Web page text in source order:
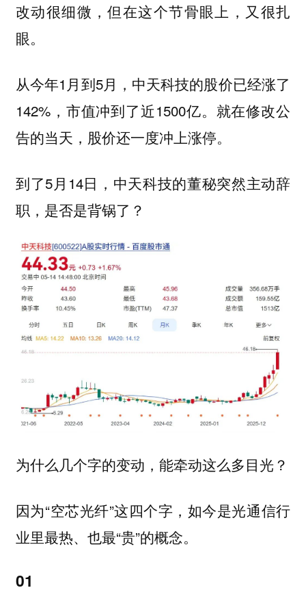
改动很细微，但在这个节骨眼上，又很扎
眼。
从今年1月到5月，中天科技的股价已经涨了
142%，市值冲到了近1500亿。就在修改公
告的当天，股价还一度冲上涨停。
到了5月14日，中天科技的董秘突然主动辞
职，是否是背锅了？
为什么几个字的变动，能牵动这么多目光？
因为“空芯光纤”这四个字，如今是光通信行
业里最热、也最“贵”的概念。
01